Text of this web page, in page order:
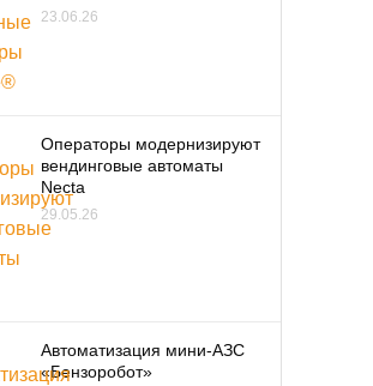
23.06.26
Операторы модернизируют
вендинговые автоматы
Necta
29.05.26
Автоматизация мини-АЗС
«Бензоробот»